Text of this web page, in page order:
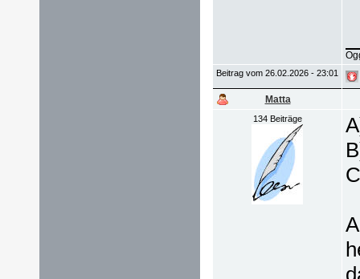
Beitrag vom 26.02.2026 - 23:01
Matta
134 Beiträge